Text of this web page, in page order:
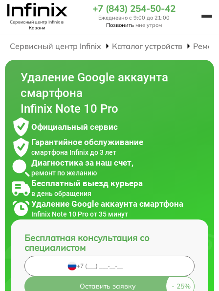
Сервисный центр Infinixв
Казани
+7 (843) 254-50-42
Ежедневно с 9:00 до 21:00
Позвонить мне утром
Сервисный центр Infinix Каталог устройств
Удаление Google аккаунта
смартфона
Infinix Note 10 Pro
Официальный сервис
Гарантийное обслуживание
смартфона Infinix до 3 лет
Диагностика за наш счет,
ремонт по желанию
Бесплатный выезд курьера
в день обращения
Удаление Google аккаунта смартфона
Infinix Note 10 Pro от 35 минут
Бесплатная консультация со
специалистом
Оставить заявку